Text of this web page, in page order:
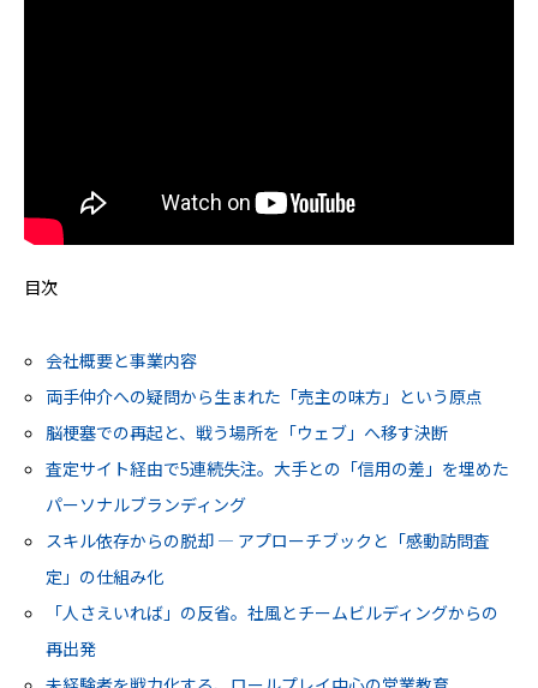
目次
会社概要と事業内容
両手仲介への疑問から生まれた「売主の味方」という原点
脳梗塞での再起と、戦う場所を「ウェブ」へ移す決断
査定サイト経由で5連続失注。大手との「信用の差」を埋めた
パーソナルブランディング
スキル依存からの脱却 ― アプローチブックと「感動訪問査
定」の仕組み化
「人さえいれば」の反省。社風とチームビルディングからの
再出発